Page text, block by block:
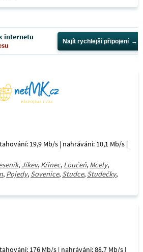
internetu
Najít rychlejší připojení
19,9 Mb/s | nahrávání: 10,1 Mb/s |
, Jíkev, Křinec, Loučeň, Mcely,
, Pojedy, Sovenice, Studce, Studečky,
176 Mb/s | nahrávání: 88,7 Mb/s |